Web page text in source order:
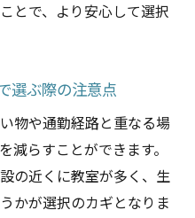
とで、より安心して選択
選ぶ際の注意点
物や通勤経路と重なる場
減らすことができます。
の近くに教室が多く、生
かが選択のカギとなりま